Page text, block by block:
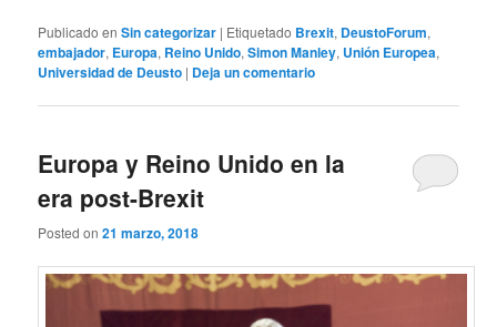
Publicado en Sin categorizar | Etiquetado Brexit, DeustoForum,
embajador, Europa, Reino Unido,Simon Manley, Unión Europea,
Universidad de Deusto | Deja un comentario
Europa y Reino Unido en la
era post-Brexit
Posted on21 marzo, 2018